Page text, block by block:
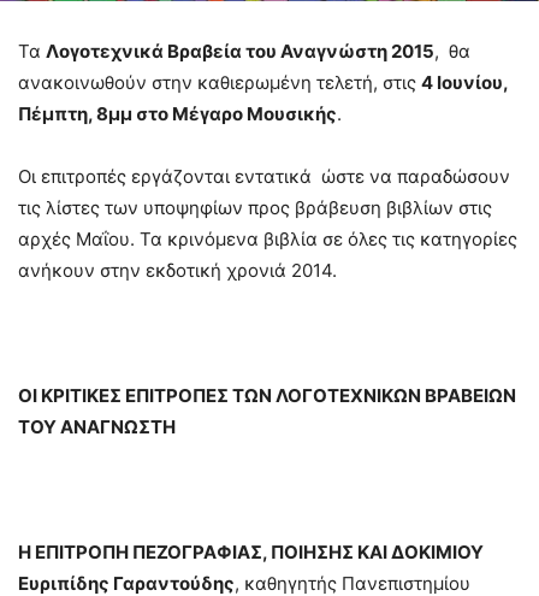
Τα Λογοτεχνικά Βραβεία του Αναγνώστη 2015, θα
ανακοινωθούν στην καθιερωμένη τελετή, στις 4 Ιουνίου,
Πέμπτη, 8μμ στο Μέγαρο Μουσικής.
Οι επιτροπές εργάζονται εντατικά ώστε να παραδώσουν
τις λίστες των υποψηφίων προς βράβευση βιβλίων στις
αρχές Μαΐου. Τα κρινόμενα βιβλία σε όλες τις κατηγορίες
ανήκουν στην εκδοτική χρονιά 2014.
ΟΙ ΚΡΙΤΙΚΕΣ ΕΠΙΤΡΟΠΕΣ ΤΩΝ ΛΟΓΟΤΕΧΝΙΚΩΝ ΒΡΑΒΕΙΩΝ
ΤΟΥ ΑΝΑΓΝΩΣΤΗ
Η ΕΠΙΤΡΟΠΗ ΠΕΖΟΓΡΑΦΙΑΣ, ΠΟΙΗΣΗΣ ΚΑΙ ΔΟΚΙΜΙΟΥ
Ευριπίδης Γαραντούδης, καθηγητής Πανεπιστημίου